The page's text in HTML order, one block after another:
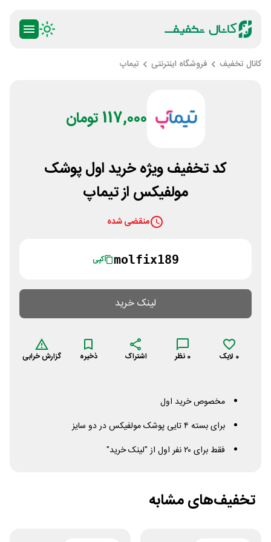
کانال تخفیف فروشگاه اینترنتی تیماپ
117,000 تومان
کد تخفیف ویژه خرید اول پوشک
مولفیکس از تیماپ
منقضی شده
molfix189 کپی
لینک خرید
0 لایک 0 نظر اشتراک ذخیره گزارش خرابی
مخصوص خرید اول
برای بسته ۴ تایی پوشک مولفیکس در دو سایز
فقط برای ۲۰ نفر اول از "لینک خرید"
تخفیف‌های مشابه